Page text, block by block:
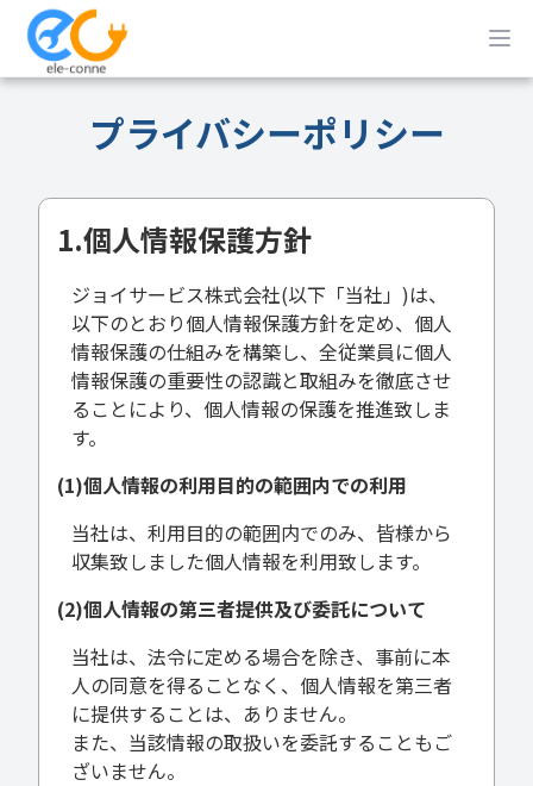
プライバシーポリシー
1.個人情報保護方針
ジョイサービス株式会社(以下「当社」)は、
以下のとおり個人情報保護方針を定め、個人
情報保護の仕組みを構築し、全従業員に個人
情報保護の重要性の認識と取組みを徹底させ
ることにより、個人情報の保護を推進致しま
す。
(1)個人情報の利用目的の範囲内での利用
当社は、利用目的の範囲内でのみ、皆様から
収集致しました個人情報を利用致します。
(2)個人情報の第三者提供及び委託について
当社は、法令に定める場合を除き、事前に本
人の同意を得ることなく、個人情報を第三者
に提供することは、ありません。
また、当該情報の取扱いを委託することもご
ざいません。